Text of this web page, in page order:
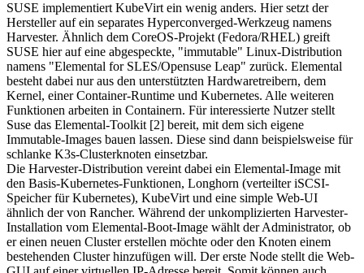
SUSE implementiert KubeVirt ein wenig anders. Hier setzt der
Hersteller auf ein separates Hyperconverged-Werkzeug namens
Harvester. Ähnlich dem CoreOS-Projekt (Fedora/RHEL) greift
SUSE hier auf eine abgespeckte, "immutable" Linux-Distribution
namens "Elemental for SLES/Opensuse Leap" zurück. Elemental
besteht dabei nur aus den unterstützten Hardwaretreibern, dem
Kernel, einer Container-Runtime und Kubernetes. Alle weiteren
Funktionen arbeiten in Containern. Für interessierte Nutzer stellt
Suse das Elemental-Toolkit [2] bereit, mit dem sich eigene
Immutable-Images bauen lassen. Diese sind dann beispielsweise für
schlanke K3s-Clusterknoten einsetzbar.
Die Harvester-Distribution vereint dabei ein Elemental-Image mit
den Basis-Kubernetes-Funktionen, Longhorn (verteilter iSCSI-
Speicher für Kubernetes), KubeVirt und eine simple Web-UI
ähnlich der von Rancher. Während der unkomplizierten Harvester-
Installation vom Elemental-Boot-Image wählt der Administrator, ob
er einen neuen Cluster erstellen möchte oder den Knoten einem
bestehenden Cluster hinzufügen will. Der erste Node stellt die Web-